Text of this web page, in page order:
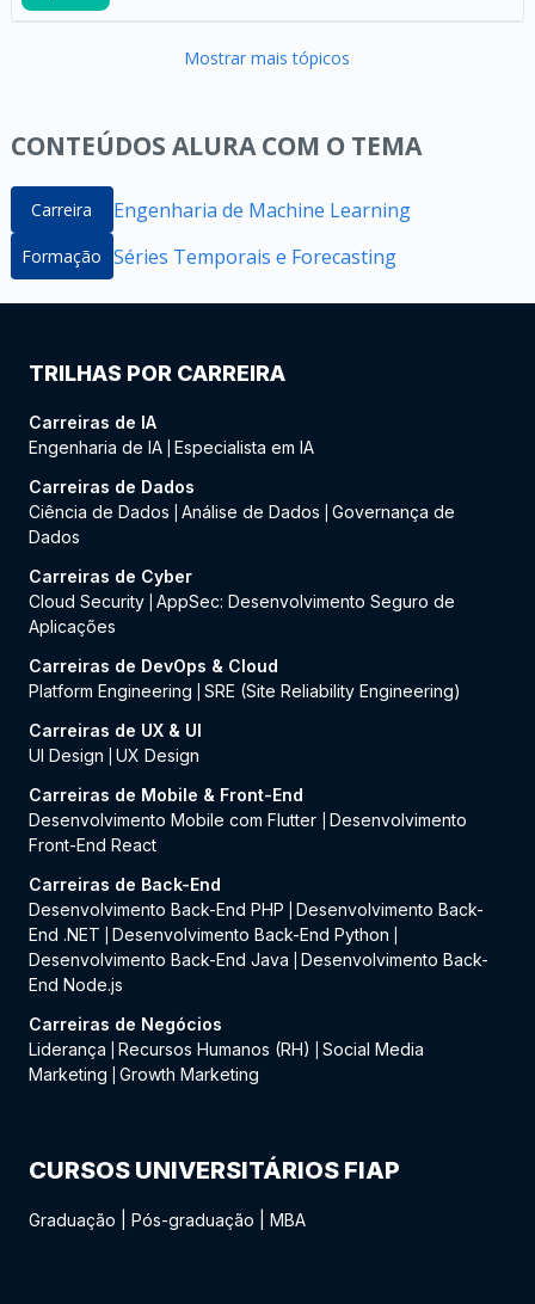
Mostrar mais tópicos
CONTEÚDOS ALURA COM O TEMA
Carreira Engenharia de Machine Learning
Formação Séries Temporais e Forecasting
TRILHAS POR CARREIRA
Carreiras de IA
Engenharia de IA Especialista em IA
Carreiras de Dados
Ciência de Dados
Análise de Dados
Governança de
Dados
Carreiras de Cyber
Cloud Security AppSec: Desenvolvimento Seguro de
Aplicações
Carreiras de DevOps & Cloud
Platform Engineering
SRE (Site Reliability Engineering)
Carreiras de UX & UI
UI Design
UX Design
Carreiras de Mobile & Front-End
Desenvolvimento Mobile com Flutter
Desenvolvimento
Front-End React
Carreiras de Back-End
Desenvolvimento Back-End PHP
Desenvolvimento Back-
End .NET
Desenvolvimento Back-End Python
Desenvolvimento Back-End Java
Desenvolvimento Back-
End Node.js
Carreiras de Negócios
Liderança
Recursos Humanos (RH)
Social Media
Marketing
Growth Marketing
CURSOS UNIVERSITÁRIOS FIAP
Graduação Pós-graduação MBA